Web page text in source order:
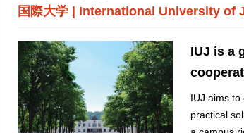
国際大学 International University of
IUJ is a
IUJ aims
practical